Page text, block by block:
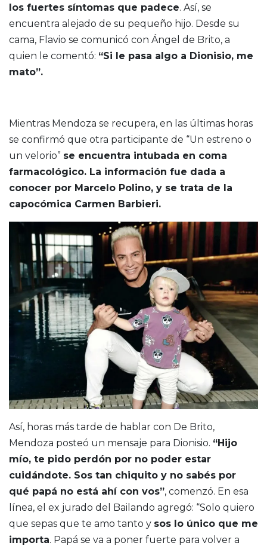
los fuertes síntomas que padece. Así, se
encuentra alejado de su pequeño hijo. Desde su
cama, Flavio se comunicó con Ángel de Brito, a
quien le comentó: “Si le pasa algo a Dionisio, me
mato”.
Mientras Mendoza se recupera, en las últimas horas
se confirmó que otra participante de “Un estreno o
un velorio” se encuentra intubada en coma
farmacológico. La información fue dada a
conocer por Marcelo Polino, y se trata de la
capocómica Carmen Barbieri.
Así, horas más tarde de hablar con De Brito,
Mendoza posteó un mensaje para Dionisio. “Hijo
mío, te pido perdón por no poder estar
cuidándote. Sos tan chiquito y no sabés por
qué papá no está ahí con vos”, comenzó. En esa
línea, el ex jurado del Bailando agregó: “Solo quiero
que sepas que te amo tanto y sos lo único que me
importa. Papá se va a poner fuerte para volver a